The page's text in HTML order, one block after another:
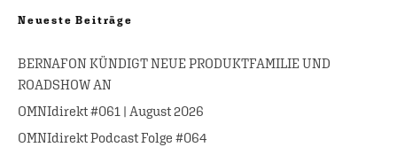
Neueste Beiträge
BERNAFON KÜNDIGT NEUE PRODUKTFAMILIE UND
ROADSHOW AN
OMNIdirekt #061 | August 2026
OMNIdirekt Podcast Folge #064